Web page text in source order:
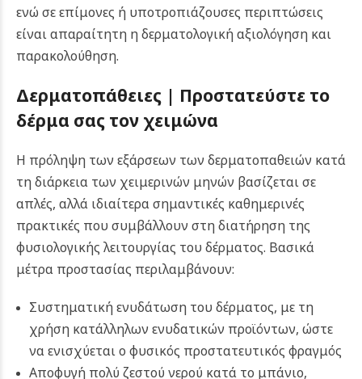
ενώ σε επίμονες ή υποτροπιάζουσες περιπτώσεις
είναι απαραίτητη η δερματολογική αξιολόγηση και
παρακολούθηση.
Δερματοπάθειες | Προστατεύστε το
δέρμα σας τον χειμώνα
Η πρόληψη των εξάρσεων των δερματοπαθειών κατά
τη διάρκεια των χειμερινών μηνών βασίζεται σε
απλές, αλλά ιδιαίτερα σημαντικές καθημερινές
πρακτικές που συμβάλλουν στη διατήρηση της
φυσιολογικής λειτουργίας του δέρματος. Βασικά
μέτρα προστασίας περιλαμβάνουν:
Συστηματική ενυδάτωση του δέρματος, με τη
χρήση κατάλληλων ενυδατικών προϊόντων, ώστε
να ενισχύεται ο φυσικός προστατευτικός φραγμός
Αποφυγή πολύ ζεστού νερού κατά το μπάνιο,